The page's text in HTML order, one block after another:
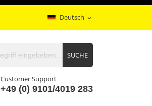
Deutsch expand_more
SUCHE
Customer Support
+49 (0) 9101/4019 283